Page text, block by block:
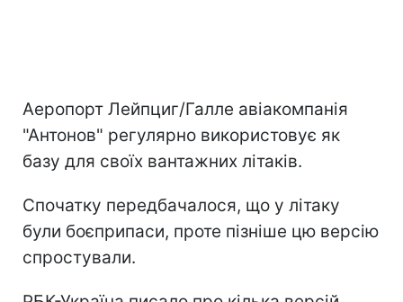
Аеропорт Лейпциг/Галле авіакомпанія
"Антонов" регулярно використовує як
базу для своїх вантажних літаків.
Спочатку передбачалося, що у літаку
були боєприпаси, проте пізніше цю версію
спростували.